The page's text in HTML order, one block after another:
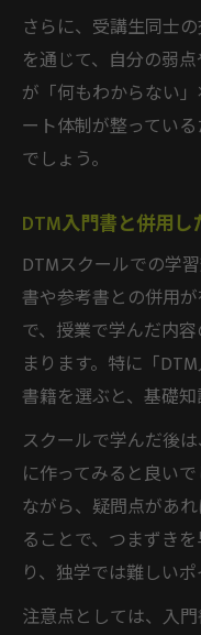
DTMソフト
初心者が迷
DTM入門書
さらに、受講生同士
を通じて、自分の弱
が「何もわからない
ート体制が整ってい
でしょう。
DTM入門書と併用
DTMスクールでの学
書や参考書との併用
で、授業で学んだ内
まります。特に「
書籍を選ぶと、基礎知
スクールで学んだ後
に作ってみると良い
ながら、疑問点があ
ることで、つまずき
り、独学では難しい
注意点としては、入